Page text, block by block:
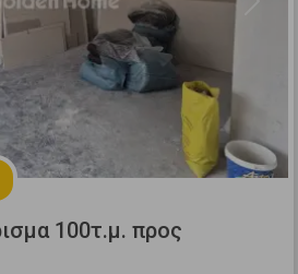
100τ.μ. προς